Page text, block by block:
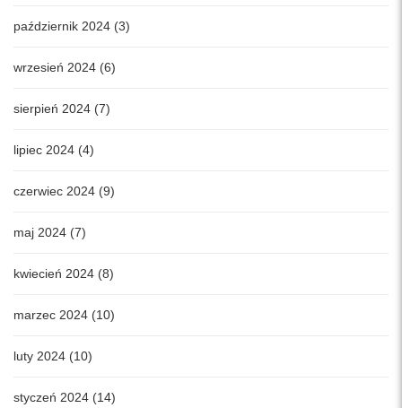
październik 2024 (3)
wrzesień 2024 (6)
sierpień 2024 (7)
lipiec 2024 (4)
czerwiec 2024 (9)
maj 2024 (7)
kwiecień 2024 (8)
marzec 2024 (10)
luty 2024 (10)
styczeń 2024 (14)